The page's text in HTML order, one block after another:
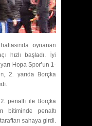
oynanan
hızlı başladı. İyi
Hopa Spor’un 1-
2. yarıda Borçka
penaltı ile Borçka
bitiminde penaltı
sahaya girdi.